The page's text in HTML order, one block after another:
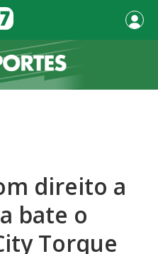
direito a
bate o
Torque